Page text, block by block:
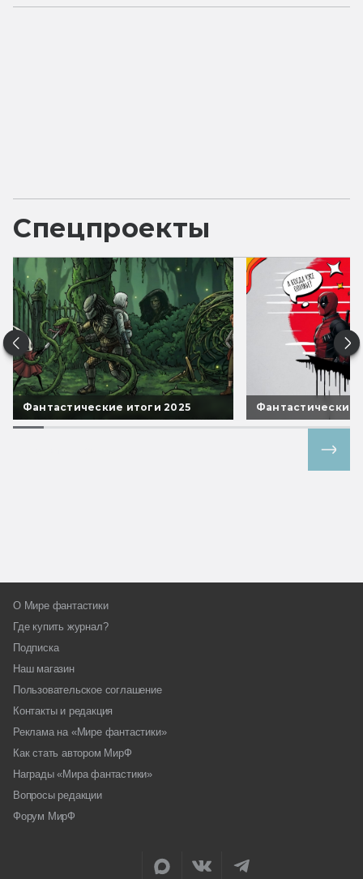
Спецпроекты
Фантастические итоги 2025 Фантастические
О Мире фантастики
Где купить журнал?
Подписка
Наш магазин
Пользовательское соглашение
Контакты и редакция
Реклама на «Мире фантастики»
Как стать автором МирФ
Награды «Мира фантастики»
Вопросы редакции
Форум МирФ